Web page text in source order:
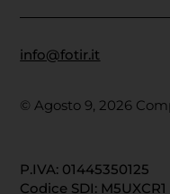
info@fotir.it
© Agosto 9, 2026
P.IVA: 01445350125
Codice SDI: M5UXCR1